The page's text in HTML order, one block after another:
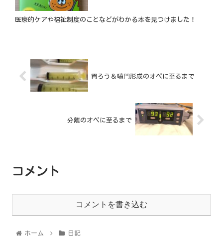
医療的ケアや福祉制度のことなどがわかる本を見つけました！
胃ろう＆噴門形成のオペに至るまで
分離のオペに至るまで
コメント
コメントを書き込む
ホーム 日記